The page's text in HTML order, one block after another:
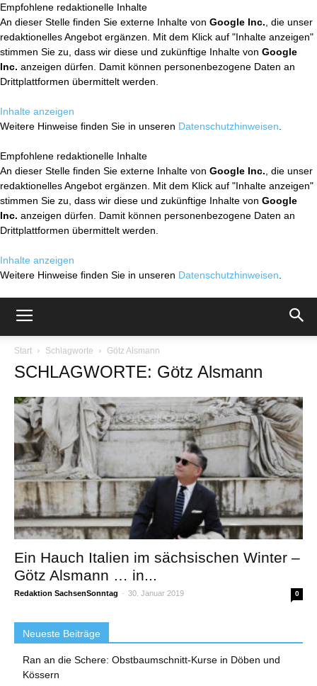
Empfohlene redaktionelle Inhalte
An dieser Stelle finden Sie externe Inhalte von Google Inc. , die unser
redaktionelles Angebot ergänzen. Mit dem Klick auf "Inhalte anzeigen"
stimmen Sie zu, dass wir diese und zukünftige Inhalte von Google
Inc. anzeigen dürfen. Damit können personenbezogene Daten an
Drittplattformen übermittelt werden.
Inhalte anzeigen
Weitere Hinweise finden Sie in unseren Datenschutzhinweisen
Empfohlene redaktionelle Inhalte
An dieser Stelle finden Sie externe Inhalte von Google Inc. , die unser
redaktionelles Angebot ergänzen. Mit dem Klick auf "Inhalte anzeigen"
stimmen Sie zu, dass wir diese und zukünftige Inhalte von Google
Inc. anzeigen dürfen. Damit können personenbezogene Daten an
Drittplattformen übermittelt werden.
Inhalte anzeigen
Weitere Hinweise finden Sie in unseren Datenschutzhinweisen
Start Schlagworte Götz Alsmann
SCHLAGWORTE: Götz Alsmann
Ein Hauch Italien im sächsischen Winter –
Götz Alsmann … in...
Redaktion SachsenSonntag - 30. Januar 2019 0
Neueste Beiträge
Ran an die Schere: Obstbaumschnitt-Kurse in Döben und
Kössern